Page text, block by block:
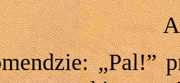
„Pal!”